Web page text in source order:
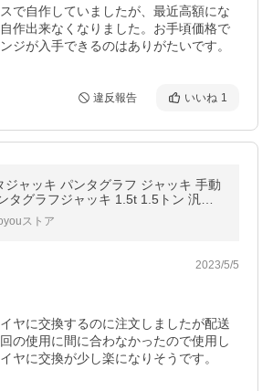
で自作していましたが、最近高額にな
作出来なくなりました。お手頃価格で
ジが入手できるのはありがたいです。
違反報告 いいね 1
ジャッキ パンタグラフ ジャッキ 手動
タグラフジャッキ 1.5t 1.5トン 汎用
イヤ交換 ホイール交換 ホイル交換 ジ
abcストア
2023/5/5
ヤに交換するのに注文しましたが配送
の使用に間に合わなかったので使用し
ヤに交換が少し楽になりそうです。